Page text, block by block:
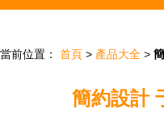
當前位置： 首頁 > 產品大全 >
簡約設計